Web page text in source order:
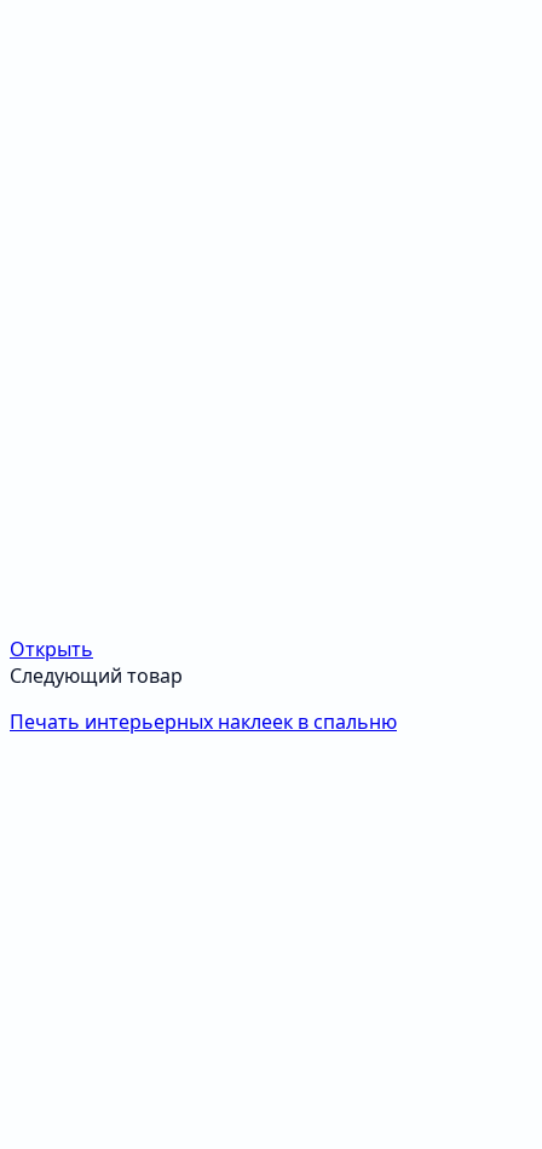
Открыть
Следующий товар
Печать интерьерных наклеек в спальню